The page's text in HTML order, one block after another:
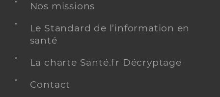
Nos missions
Le Standard de l’information en
santé
La charte Santé.fr Décryptage
Contact